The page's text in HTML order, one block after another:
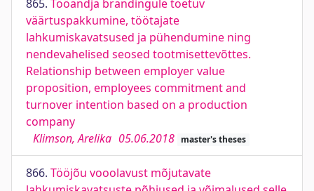
865. Tööandja brändingule toetuv
väärtuspakkumine, töötajate
lahkumiskavatsused ja pühendumine ning
nendevahelised seosed tootmisettevõttes.
Relationship between employer value
proposition, employees commitment and
turnover intention based on a production
company
Klimson, Arelika 05.06.2018 master's theses
866. Tööjõu vooolavust mõjutavate